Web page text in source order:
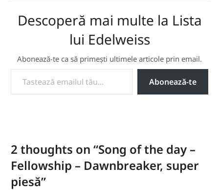
Descoperă mai multe la Lista
lui Edelweiss
Abonează-te ca să primești ultimele articole prin email.
TASTEAZĂ EMAILUL TĂU...
Abonează-te
2 thoughts on “Song of the day –
Fellowship – Dawnbreaker, super
piesă”